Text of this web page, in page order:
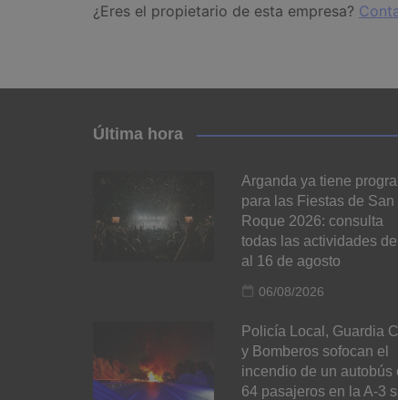
¿Eres el propietario de esta empresa?
Última hora
Arganda ya tiene
para las Fiestas de San
Roque 2026: consulta
todas las actividades
al 16 de agosto
06/08/2026
Policía Local, Guardia
y Bomberos sofocan el
incendio de un autobús
64 pasajeros en la A-3